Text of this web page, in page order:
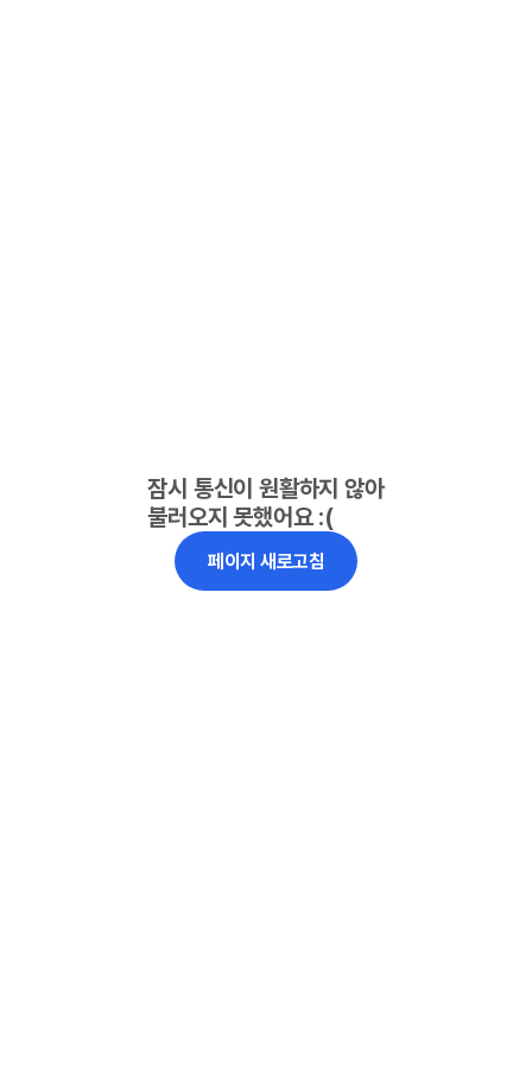
잠시 통신이 원활하지 않아
불러오지 못했어요 :(
페이지 새로고침